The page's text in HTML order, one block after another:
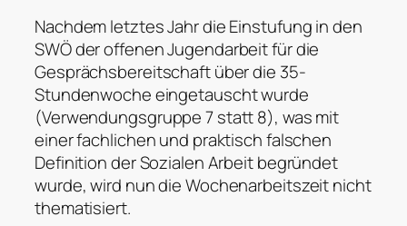
Nachdem letztes Jahr die Einstufung in den
SWÖ der offenen Jugendarbeit für die
Gesprächsbereitschaft über die 35-
Stundenwoche eingetauscht wurde
(Verwendungsgruppe 7 statt 8), was mit
einer fachlichen und praktisch falschen
Definition der Sozialen Arbeit begründet
wurde, wird nun die Wochenarbeitszeit nicht
thematisiert.